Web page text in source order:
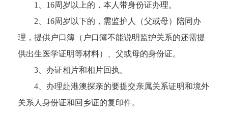
1、16周岁以上的，本人带身份证办理。
2、16周岁以下的，需监护人（父或母）陪同办
理，提供户口簿（户口簿不能说明监护关系的还需提
供出生医学证明等材料）、父或母的身份证。
3、办证相片和相片回执。
4、办理赴港澳探亲的要提交亲属关系证明和境外
关系人身份证和回乡证的复印件。